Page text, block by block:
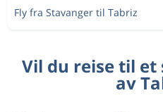
Fly fra Stavanger til Tabriz
Vil du reise til
av